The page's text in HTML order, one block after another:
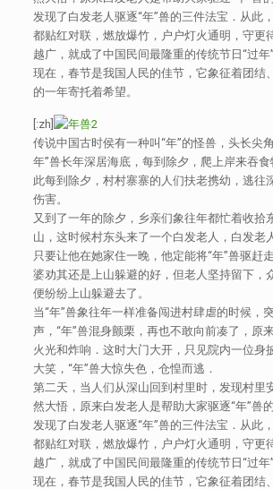
发现了白发老人驱逐“年”兽的三件法宝．从此
都贴红对联，燃放爆竹，户户灯火通明，守更
越广，就成了中国民间最隆重的传统节日“过年”
现在，春节是我国人民的佳节，它象征着团结
的一年寄托着希望。
[:zh]
传说中国古时侯有一种叫“年”的怪兽，头长尖
年”兽长年深居海底，每到除夕，爬上岸来吞
此每到除夕，村村寨寨的人们扶老携幼，逃往
伤害。
又到了一年的除夕，乡亲们象往年都忙着收拾
山，这时候村东头来了一个白发老人，白发老
只要让他在她家住一晚，他定能将“年”兽驱赶
婆劝其还是上山躲避的好，但老人坚持留下，
便纷纷上山躲避去了。
当“年”兽象往年一样准备闯进村肆虐的时候，
声，“年”兽混身颤栗，再也不敢向前凑了，原
火光和炸响．这时大门大开，只见院内一位身
大笑，“年”兽大惊失色，仓惶而逃．
第二天，当人们从深山回到村里时，发现村里
然大悟，原来白发老人是帮助大家驱逐“年”兽
发现了白发老人驱逐“年”兽的三件法宝．从此
都贴红对联，燃放爆竹，户户灯火通明，守更
越广，就成了中国民间最隆重的传统节日“过年”
现在，春节是我国人民的佳节，它象征着团结